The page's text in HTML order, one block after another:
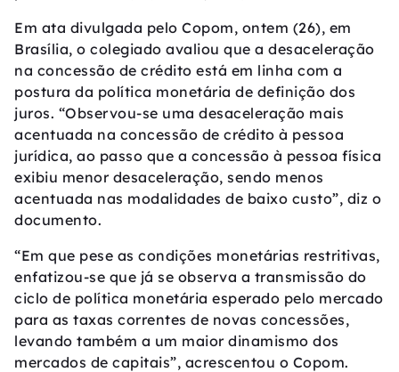
Em ata divulgada pelo Copom, ontem (26), em
Brasília, o colegiado avaliou que a desaceleração
na concessão de crédito está em linha com a
postura da política monetária de definição dos
juros. “Observou-se uma desaceleração mais
acentuada na concessão de crédito à pessoa
jurídica, ao passo que a concessão à pessoa física
exibiu menor desaceleração, sendo menos
acentuada nas modalidades de baixo custo”, diz o
documento.
“Em que pese as condições monetárias restritivas,
enfatizou-se que já se observa a transmissão do
ciclo de política monetária esperado pelo mercado
para as taxas correntes de novas concessões,
levando também a um maior dinamismo dos
mercados de capitais”, acrescentou o Copom.